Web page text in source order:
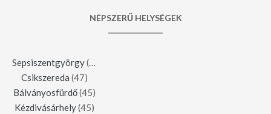
NÉPSZERŰ HELYSÉGEK
Sepsiszentgyörgy(123)
Csikszereda (47)
Bálványosfürdő(45)
Kézdivásárhely(45)